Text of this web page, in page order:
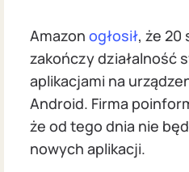
Amazon ogłosił, że 20
zakończy działalność
aplikacjami na
Android. Firma
że od tego dnia nie
nowych aplikacji.